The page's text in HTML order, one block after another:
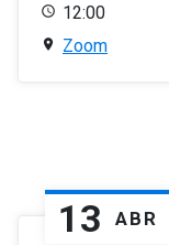
12:00
Zoom
13 ABR